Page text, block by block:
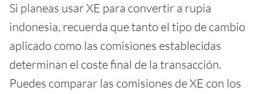
Si planeas usar XE para convertir a rupia
indonesia, recuerda que tanto el tipo de cambio
aplicado como las comisiones establecidas
determinan el coste final de la transacción.
Puedes comparar las comisiones de XE con los